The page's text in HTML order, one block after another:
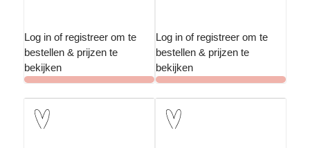
Log in of registreer om te
bestellen & prijzen te
bekijken
Log in of registreer om te
bestellen & prijzen te
bekijken